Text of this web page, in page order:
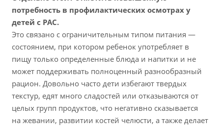
потребность в профилактических осмотрах у
детей с РАС.
Это связано с ограничительным типом питания —
состоянием, при котором ребенок употребляет в
пищу только определенные блюда и напитки и не
может поддерживать полноценный разнообразный
рацион. Довольно часто дети избегают твердых
текстур, едят много сладостей или отказываются от
целых групп продуктов, что негативно сказывается
на жевании, развитии костей челюсти, а также делает